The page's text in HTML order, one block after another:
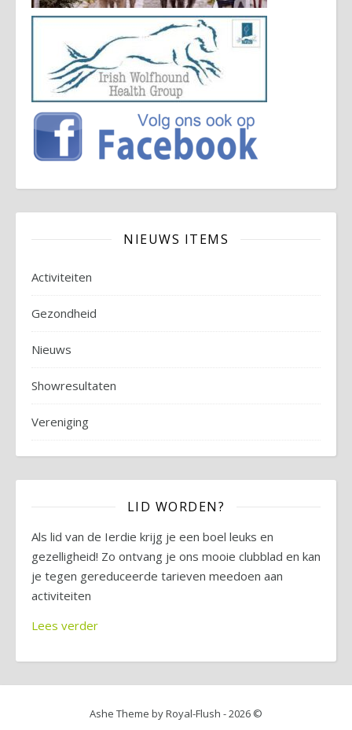
NIEUWS ITEMS
Activiteiten
Gezondheid
Nieuws
Showresultaten
Vereniging
LID WORDEN?
Als lid van de Ierdie krijg je een boel leuks en
gezelligheid! Zo ontvang je ons mooie clubblad en kan
je tegen gereduceerde tarieven meedoen aan
activiteiten
Lees verder
Ashe Theme by Royal-Flush - 2026 ©